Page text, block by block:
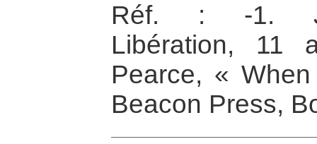
Réf. : -1.
Libération, 11
Pearce, «
Beacon Press,